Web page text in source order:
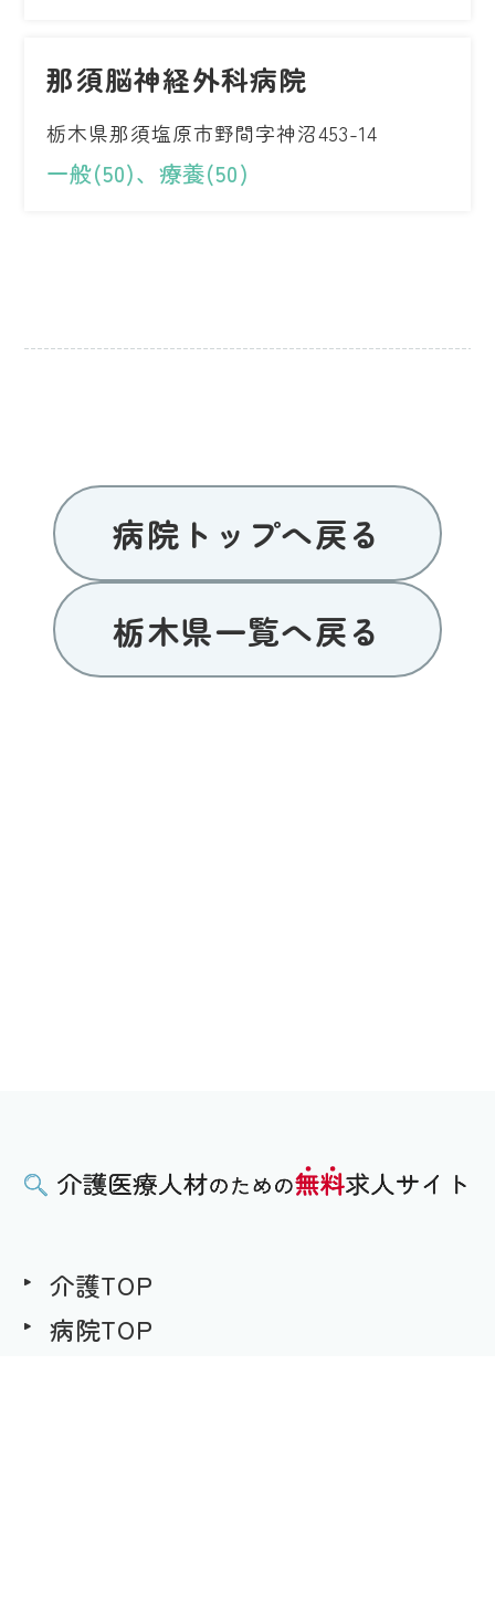
那須脳神経外科病院
栃木県那須塩原市野間字神沼453-14
一般(50)、療養(50)
病院トップへ戻る
栃木県一覧へ戻る
介護TOP
病院TOP